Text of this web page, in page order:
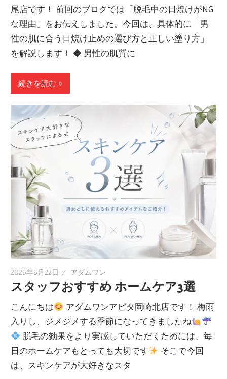
尾店です！ 前回のブログでは「脱毛中の日焼けがNG
な理由」をお伝えしました。今回は、具体的に「男
性の肌に合う日焼け止めの選び方と正しい塗り方」
を解説します！ ◆ 男性の肌質に
続きを読む »
2026年6月22日 アダムワン
スタッフおすすめ ホームケア3選
こんにちは
アダムワンアピタ岡崎北店です！ 梅雨
入りし、ジメジメする季節になってきましたね
脱毛の効果をより実感していただくためには、毎
日のホームケアもとっても大切です
そこで今回
は、スキンケアが大好きなスタ